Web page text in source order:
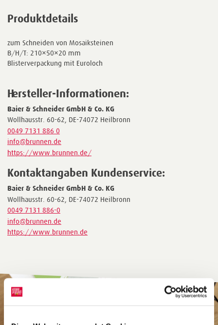
Produktdetails
zum Schneiden von Mosaiksteinen
B/H/T: 210×50×20 mm
Blisterverpackung mit Euroloch
Hersteller-Informationen:
Baier & Schneider GmbH & Co. KG
Wollhausstr. 60-62, DE-74072 Heilbronn
0049 7131 886 0
info@brunnen.de
https://www.brunnen.de/
Kontaktangaben Kundenservice:
Baier & Schneider GmbH & Co. KG
Wollhausstr. 60-62, DE-74072 Heilbronn
0049 7131 886-0
info@brunnen.de
https://www.brunnen.de